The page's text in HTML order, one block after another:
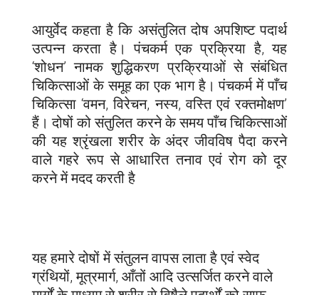
आयुर्वेद कहता है कि असंतुलित दोष अपशिष्ट पदार्थ
उत्पन्न करता है। पंचकर्म एक प्रक्रिया है, यह
‘शोधन’ नामक शुद्धिकरण प्रक्रियाओं से संबंधित
चिकित्साओं के समूह का एक भाग है। पंचकर्म में पाँच
चिकित्सा ‘वमन, विरेचन, नस्य, वस्ति एवं रक्तमोक्षण’
हैं। दोषों को संतुलित करने के समय पाँच चिकित्साओं
की यह श्रृंखला शरीर के अंदर जीवविष पैदा करने
वाले गहरे रूप से आधारित तनाव एवं रोग को दूर
करने में मदद करती है
यह हमारे दोषों में संतुलन वापस लाता है एवं स्वेद
ग्रंथियों, मूत्रमार्ग, आँतों आदि उत्सर्जित करने वाले